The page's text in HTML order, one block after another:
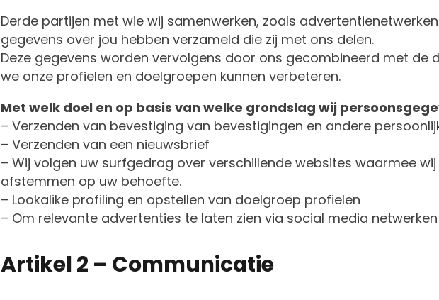
Derde partijen met wie wij samenwerken, zoals
gegevens over jou hebben verzameld die zij met ons delen.
Deze gegevens worden vervolgens door ons gecombineerd met de
we onze profielen en doelgroepen kunnen verbeteren.
Met welk doel en op basis van welke grondslag wij
– Verzenden van bevestiging van bevestigingen en andere
– Verzenden van een nieuwsbrief
– Wij volgen uw surfgedrag over verschillende websites waarmee
afstemmen op uw behoefte.
– Lookalike profiling en opstellen van doelgroep profielen
– Om relevante advertenties te laten zien via social media
Artikel 2 – Communicatie